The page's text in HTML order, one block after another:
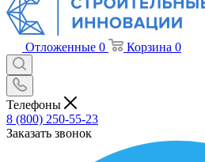
Отложенные 0 Корзина 0
Телефоны
8 (800) 250-55-23
Заказать звонок